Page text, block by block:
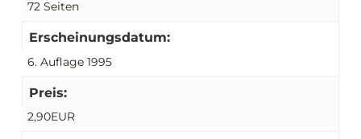
72 Seiten
Erscheinungsdatum:
6. Auflage 1995
Preis:
2,90EUR